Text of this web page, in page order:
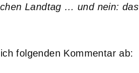
Landtag … und nein: das
folgenden Kommentar ab: